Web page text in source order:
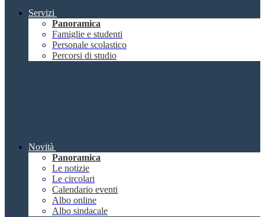
Servizi
Panoramica
Famiglie e studenti
Personale scolastico
Percorsi di studio
Novità
Panoramica
Le notizie
Le circolari
Calendario eventi
Albo online
Albo sindacale